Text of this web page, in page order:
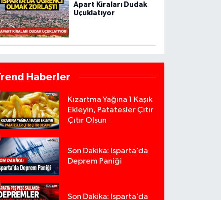
Apart Kiraları Dudak
Uçuklatıyor
Haberler
Kızartma Yağına 1 Kaşık
Ekleyin, Patatesler Çıtır
Çıtır Olsun
Son Dakika: Isparta’da
Deprem Paniği
Son Dakika: Isparta’da